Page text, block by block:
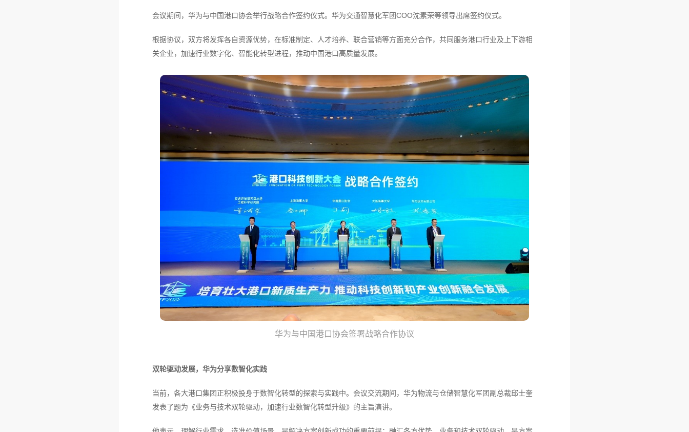
会议期间，华为与中国港口协会举行战略合作签约仪式。华为交通智慧化军团COO沈素荣等领导出席签约仪式。
根据协议，双方将发挥各自资源优势，在标准制定、人才培养、联合营销等方面充分合作，共同服务港口行业及上下游相
关企业，加速行业数字化、智能化转型进程，推动中国港口高质量发展。
华为与中国港口协会签署战略合作协议
双轮驱动发展，华为分享数智化实践
当前，各大港口集团正积极投身于数智化转型的探索与实践中。会议交流期间，华为物流与仓储智慧化军团副总裁邱士奎
发表了题为《业务与技术双轮驱动，加速行业数智化转型升级》的主旨演讲。